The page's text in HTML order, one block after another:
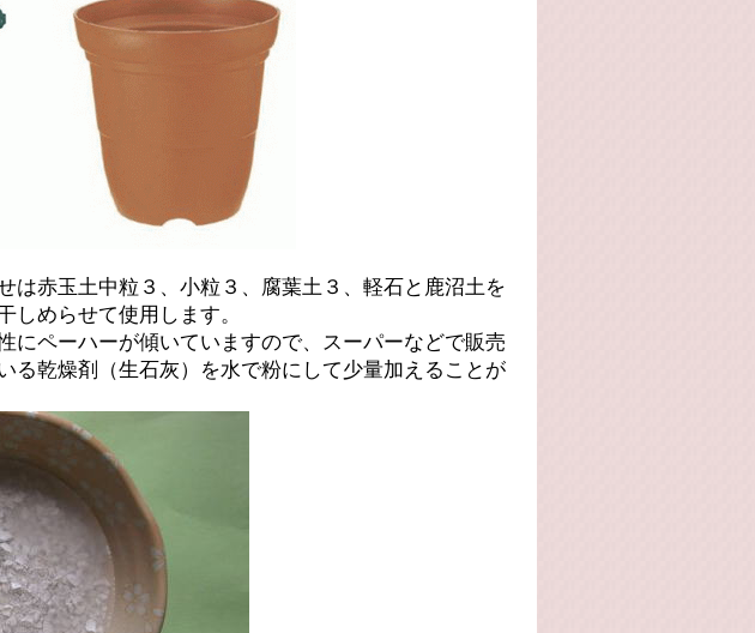
は赤玉土中粒３、小粒３、腐葉土３、軽石と鹿沼土を
しめらせて使用します。
にペーハーが傾いていますので、スーパーなどで販売
る乾燥剤（生石灰）を水で粉にして少量加えることが